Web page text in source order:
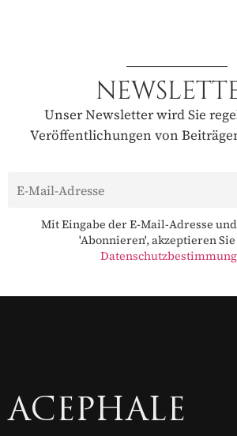
Unser Newsletter wird Sie
Veröffentlichungen von
Mit Eingabe der E-Mail-Adresse
'Abonnieren', akzeptieren
ACEPHALE